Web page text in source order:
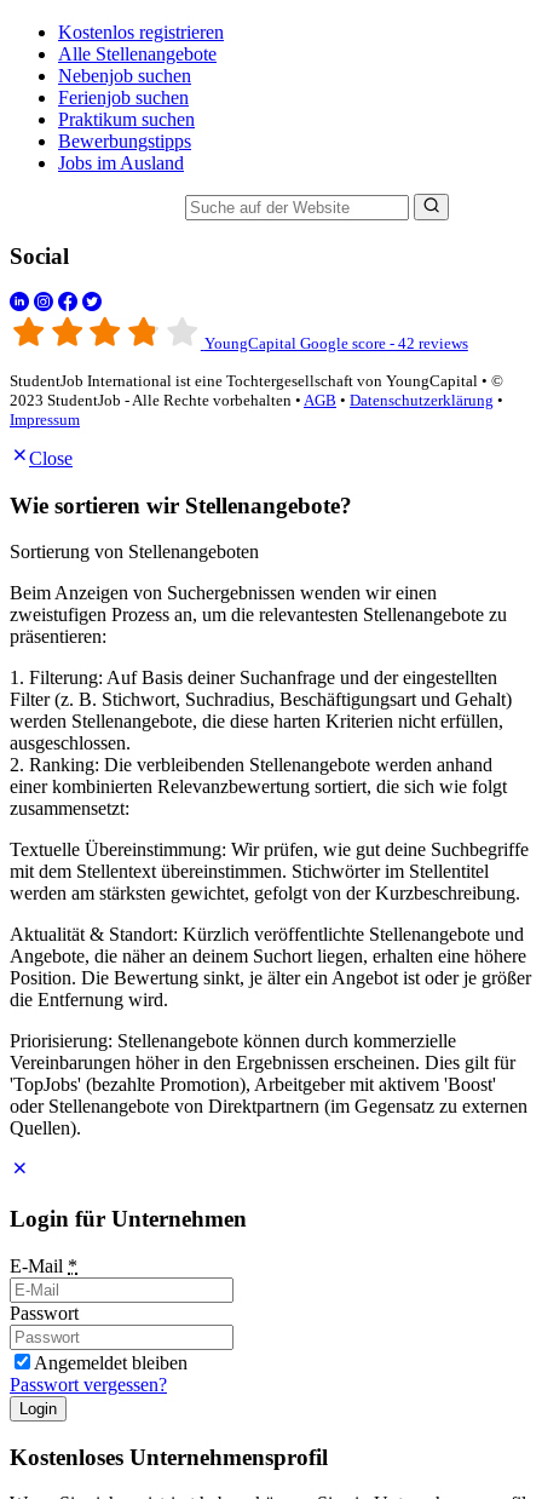
Kostenlos registrieren
Alle Stellenangebote
Nebenjob suchen
Ferienjob suchen
Praktikum suchen
Bewerbungstipps
Jobs im Ausland
Social
YoungCapital Google score - 42 reviews
StudentJob International ist eine Tochtergesellschaft von YoungCapital • ©
2023 StudentJob - Alle Rechte vorbehalten • AGB • Datenschutzerklärung •
Impressum
Close
Wie sortieren wir Stellenangebote?
Sortierung von Stellenangeboten
Beim Anzeigen von Suchergebnissen wenden wir einen
zweistufigen Prozess an, um die relevantesten Stellenangebote zu
präsentieren:
1. Filterung: Auf Basis deiner Suchanfrage und der eingestellten
Filter (z. B. Stichwort, Suchradius, Beschäftigungsart und Gehalt)
werden Stellenangebote, die diese harten Kriterien nicht erfüllen,
ausgeschlossen.
2. Ranking: Die verbleibenden Stellenangebote werden anhand
einer kombinierten Relevanzbewertung sortiert, die sich wie folgt
zusammensetzt:
Textuelle Übereinstimmung: Wir prüfen, wie gut deine Suchbegriffe
mit dem Stellentext übereinstimmen. Stichwörter im Stellentitel
werden am stärksten gewichtet, gefolgt von der Kurzbeschreibung.
Aktualität & Standort: Kürzlich veröffentlichte Stellenangebote und
Angebote, die näher an deinem Suchort liegen, erhalten eine höhere
Position. Die Bewertung sinkt, je älter ein Angebot ist oder je größer
die Entfernung wird.
Priorisierung: Stellenangebote können durch kommerzielle
Vereinbarungen höher in den Ergebnissen erscheinen. Dies gilt für
'TopJobs' (bezahlte Promotion), Arbeitgeber mit aktivem 'Boost'
oder Stellenangebote von Direktpartnern (im Gegensatz zu externen
Quellen).
Login für Unternehmen
E-Mail *
Passwort
Angemeldet bleiben
Passwort vergessen?
Login
Kostenloses Unternehmensprofil